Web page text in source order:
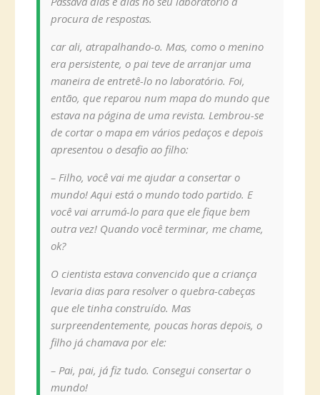
procura de respostas.
car ali, atrapalhando-o. Mas, como o menino
era persistente, o pai teve de arranjar uma
maneira de entretê-lo no laboratório. Foi,
então, que reparou num mapa do mundo que
estava na página de uma revista. Lembrou-se
de cortar o mapa em vários pedaços e depois
apresentou o desafio ao filho:
– Filho, você vai me ajudar a consertar o
mundo! Aqui está o mundo todo partido. E
você vai arrumá-lo para que ele fique bem
outra vez! Quando você terminar, me chame,
ok?
O cientista estava convencido que a criança
levaria dias para resolver o quebra-cabeças
que ele tinha construído. Mas
surpreendentemente, poucas horas depois, o
filho já chamava por ele:
– Pai, pai, já fiz tudo. Consegui consertar o
mundo!